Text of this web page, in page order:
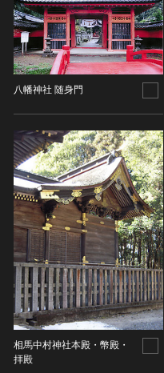
国指定文化財等データベース
八幡神社 随身門
相馬中村神社本殿・幣殿・
拝殿
古墳 [日本]
飛鳥 [日本]
奈良 [日本]
室町 [日本]
安土・桃山 [日本]
江戸 [日本]
明治 [日本]
大正 [日本]
昭和以降 [日本]
昭和 [日本]
平成 [日本]
令和 [日本]
旧石器 [朝鮮半島]
建造物
宗教建築
城郭建築
絵画
日本画
油彩画
水彩
素描
東洋画(日本画を除く)
その他
版画
木版画
銅版画
所在地（都道府県）
所在地（都道府県）を選択
所蔵館
指定区分
指定区分を選択
国宝
重要文化財
登録有形文化財
重要無形文化財
メディア（動画等）
メディア（動画等）を選択
画像ライセンス
画像ライセンスを選択